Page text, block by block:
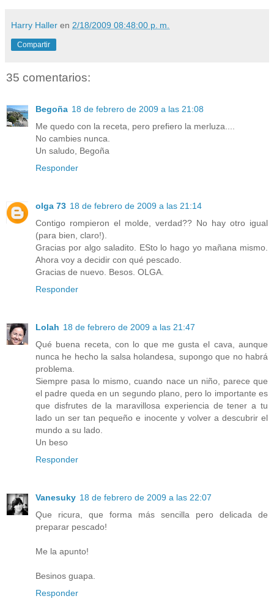
Harry Haller en 2/18/2009 08:48:00 p. m.
Compartir
35 comentarios:
Begoña 18 de febrero de 2009 a las 21:08
Me quedo con la receta, pero prefiero la merluza....
No cambies nunca.
Un saludo, Begoña
Responder
olga 73 18 de febrero de 2009 a las 21:14
Contigo rompieron el molde, verdad?? No hay otro igual
(para bien, claro!).
Gracias por algo saladito. ESto lo hago yo mañana mismo.
Ahora voy a decidir con qué pescado.
Gracias de nuevo. Besos. OLGA.
Responder
Lolah 18 de febrero de 2009 a las 21:47
Qué buena receta, con lo que me gusta el cava, aunque
nunca he hecho la salsa holandesa, supongo que no habrá
problema.
Siempre pasa lo mismo, cuando nace un niño, parece que
el padre queda en un segundo plano, pero lo importante es
que disfrutes de la maravillosa experiencia de tener a tu
lado un ser tan pequeño e inocente y volver a descubrir el
mundo a su lado.
Un beso
Responder
Vanesuky 18 de febrero de 2009 a las 22:07
Que ricura, que forma más sencilla pero delicada de
preparar pescado!
Me la apunto!
Besinos guapa.
Responder